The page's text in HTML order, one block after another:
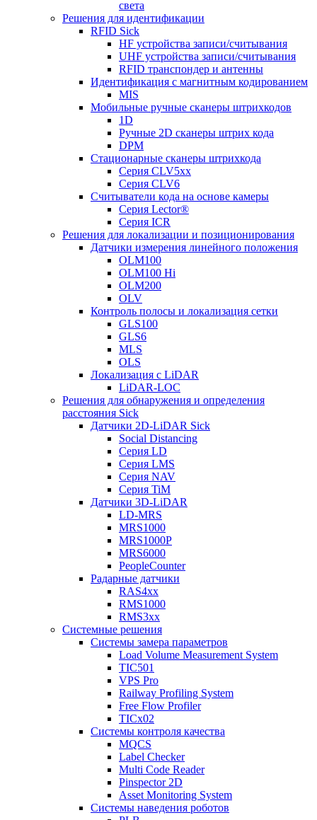
света
Решения для идентификации
RFID Sick
HF устройства записи/считывания
UHF устройства записи/считывания
RFID транспондер и антенны
Идентификация с магнитным кодированием
MIS
Мобильные ручные сканеры штрихкодов
1D
Ручные 2D сканеры штрих кода
DPM
Стационарные сканеры штрихкода
Серия CLV5xx
Серия CLV6
Считыватели кода на основе камеры
Серия Lector®
Серия ICR
Решения для локализации и позиционирования
Датчики измерения линейного положения
OLM100
OLM100 Hi
OLM200
OLV
Контроль полосы и локализация сетки
GLS100
GLS6
MLS
OLS
Локализация с LiDAR
LiDAR-LOC
Решения для обнаружения и определения
расстояния Sick
Датчики 2D-LiDAR Sick
Social Distancing
Серия LD
Серия LMS
Серия NAV
Серия TiM
Датчики 3D-LiDAR
LD-MRS
MRS1000
MRS1000P
MRS6000
PeopleCounter
Радарные датчики
RAS4xx
RMS1000
RMS3xx
Системные решения
Системы замера параметров
Load Volume Measurement System
TIC501
VPS Pro
Railway Profiling System
Free Flow Profiler
TICx02
Системы контроля качества
MQCS
Label Checker
Multi Code Reader
Pinspector 2D
Asset Monitoring System
Системы наведения роботов